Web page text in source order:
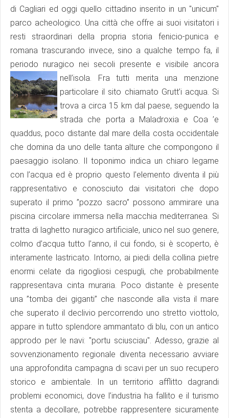
di Cagliari ed oggi quello cittadino inserito in un "unicum"
parco acheologico. Una città che offre ai suoi visitatori i
resti straordinari della propria storia fenicio-punica e
romana trascurando invece, sino a qualche tempo fa, il
periodo nuragico nei secoli presente e visibile ancora
nell’isola. Fra tutti merita una menzione
particolare il sito chiamato Grutt’i acqua. Si
trova a circa 15 km dal paese, seguendo la
strada che porta a Maladroxia e Coa ’e
quaddus, poco distante dal mare della costa occidentale
che domina da uno delle tanta alture che compongono il
paesaggio isolano. Il toponimo indica un chiaro legame
con l’acqua ed è proprio questo l’elemento diventa il più
rappresentativo e conosciuto dai visitatori che dopo
superato il primo ”pozzo sacro” possono ammirare una
piscina circolare immersa nella macchia mediterranea. Si
tratta di laghetto nuragico artificiale, unico nel suo genere,
colmo d’acqua tutto l’anno, il cui fondo, si è scoperto, è
interamente lastricato. Intorno, ai piedi della collina pietre
enormi celate da rigogliosi cespugli, che probabilmente
rappresentava cinta muraria. Poco distante è presente
una ”tomba dei giganti” che nasconde alla vista il mare
che superato il declivio percorrendo uno stretto viottolo,
appare in tutto splendore ammantato di blu, con un antico
approdo per le navi: "portu sciusciau". Adesso, grazie al
sovvenzionamento regionale diventa necessario avviare
una approfondita campagna di scavi per un suo recupero
storico e ambientale. In un territorio afflitto dagrandi
problemi economici, dove l’industria ha fallito e il turismo
stenta a decollare, potrebbe rappresentere sicuramente